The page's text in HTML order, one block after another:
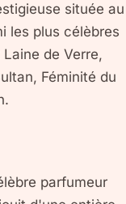
située au
les plus célèbres
de Verre,
Féminité du
parfumeur